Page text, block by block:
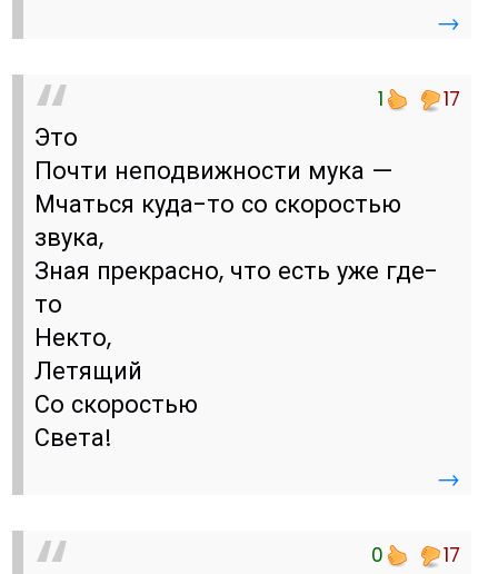
→
1 17
Это
Почти неподвижности мука —
Мчаться куда-то со скоростью
звука,
Зная прекрасно, что есть уже где-
то
Некто,
Летящий
Со скоростью
Света!
→
0 17